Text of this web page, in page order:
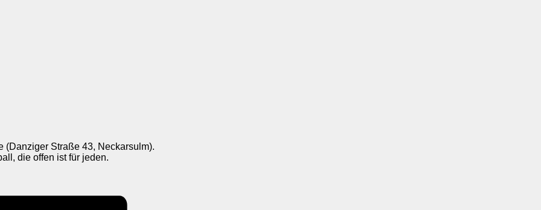
(Danziger Straße 43, Neckarsulm).
die offen ist für jeden.